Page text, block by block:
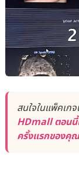
สนใจในแพ็คเก
HDmall ตอนนี้
ครั้งแรกของคุณ